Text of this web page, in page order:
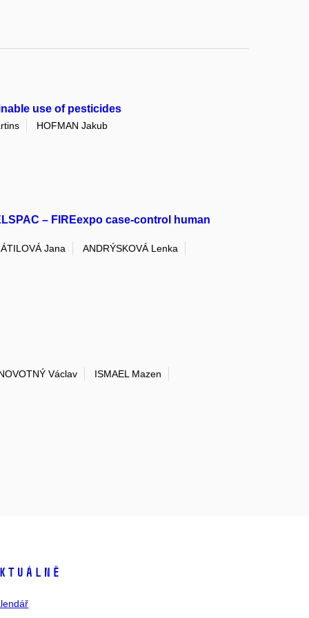
use of pesticides
HOFMAN Jakub
– FIREexpo case-control human
Jana ANDRÝSKOVÁ Lenka
Václav ISMAEL Mazen